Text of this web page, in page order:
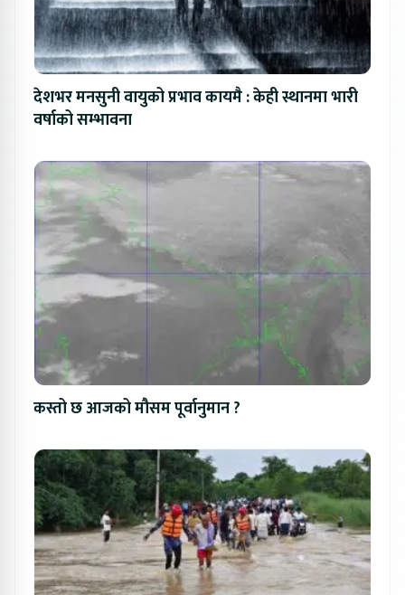
देशभर मनसुनी वायुको प्रभाव कायमै : केही स्थानमा भारी
वर्षाको सम्भावना
कस्तो छ आजको मौसम पूर्वानुमान ?